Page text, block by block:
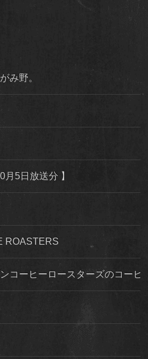
み野。
5日放送分 】
ROASTERS
コーヒーロースターズのコーヒー